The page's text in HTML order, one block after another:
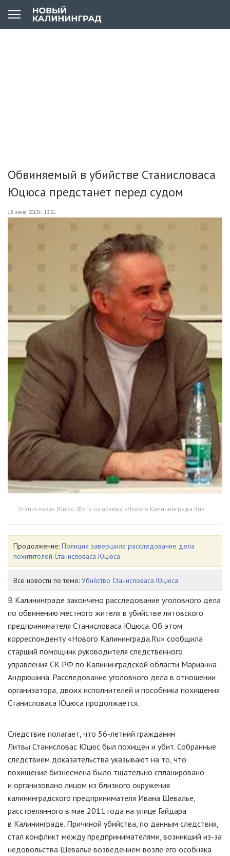
Обвиняемый в убийстве Станисловаса
Юцюса предстанет перед судом
18 июня 2013г., 12:51
Станисловас Юцюс. Фото из архива «Нового Калининграда.Ru»
Продолжение: Полиция завершила расследование дела
похитителей Станисловаса Юцюса
Все новости по теме: Убийство Станисловаса Юцюса
В Калининграде закончено расследование уголовного дела
по обвинению местного жителя в убийстве литовского
предпринимателя Станисловаса Юцюса. Об этом
корреспонденту «Нового Калининграда.Ru» сообщила
старший помощник руководителя следственного
управления СК РФ по Калининградской области Марианна
Андрюшина. Расследование уголовного дела в отношении
организатора, двоих исполнителей и пособника похищения
Станисловаса Юцюса продолжается.
Следствие полагает, что 56-летний гражданин
Литвы Станисловас Юцюс был похищен и убит. Собранные
следствием доказательства указывают на то, что
похищение бизнесмена было тщательно спланировано
и организовано лицом из близкого окружения
калининградского предпринимателя Ивана Шевалье,
расстрелянного в мае 2011 года на улице Гайдара
в Калининграде. Причиной убийства, по данным следствия,
стал конфликт между предпринимателями, возникший из-за
недовольства Шевалье возведением возле его особняка